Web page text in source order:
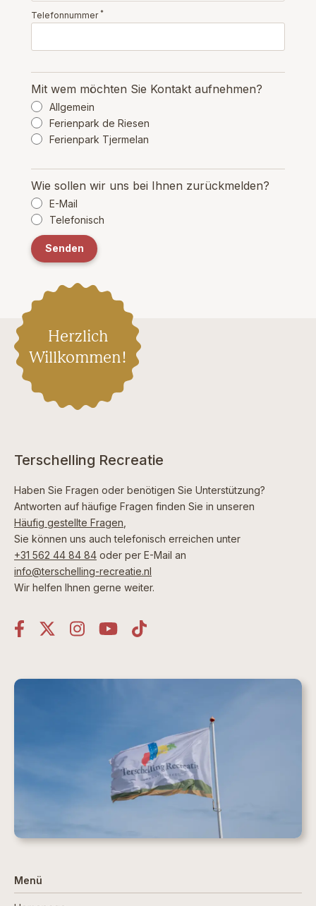
Telefonnummer*
Mit wem möchten Sie Kontakt aufnehmen?
Allgemein
Ferienpark de Riesen
Ferienpark Tjermelan
Wie sollen wir uns bei Ihnen zurückmelden?
E-Mail
Telefonisch
Senden
Herzlich
Willkommen!
Terschelling Recreatie
Haben Sie Fragen oder benötigen Sie Unterstützung?
Antworten auf häufige Fragen finden Sie in unseren
Häufig gestellte Fragen
Sie können uns auch telefonisch erreichen unter
+31 562 44 84 84 oder per E-Mail an
info@terschelling-recreatie.nl
Wir helfen Ihnen gerne weiter.
Menü